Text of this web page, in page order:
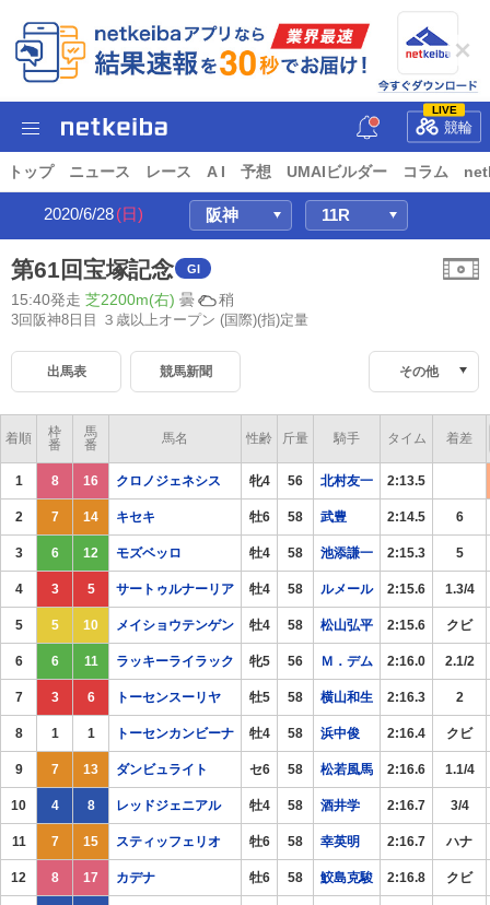
LIVE
競輪
トップ ニュース レース A I 予想 UMAIビルダー コラム
2020/6/28(日)
第61回宝塚記念 GI
15:40発走 芝2200m(右) 曇 稍
3回阪神8日目 ３歳以上オープン (国際)(指)定量
出馬表 競馬新聞 その他
着順
枠
番
馬
番
馬名 性齢 斤量 騎手 タイム 着差
1 8 16 クロノジェネシス 牝4 56 北村友一 2:13.5
2 7 14 キセキ 牡6 58 武豊 2:14.5 6
3 6 12 モズベッロ 牡4 58 池添謙一 2:15.3 5
4 3 5 サートゥルナーリア 牡4 58 ルメール 2:15.6 1.3/4
5 5 10 メイショウテンゲン 牡4 58 松山弘平 2:15.6 クビ
6 6 11 ラッキーライラック 牝5 56 Ｍ．デム 2:16.0 2.1/2
7 3 6 トーセンスーリヤ 牡5 58 横山和生 2:16.3 2
8 1 1 トーセンカンビーナ 牡4 58 浜中俊 2:16.4 クビ
9 7 13 ダンビュライト セ6 58 松若風馬 2:16.6 1.1/4
10 4 8 レッドジェニアル 牡4 58 酒井学 2:16.7 3/4
11 7 15 スティッフェリオ 牡6 58 幸英明 2:16.7 ハナ
12 8 17 カデナ 牡6 58 鮫島克駿 2:16.8 クビ